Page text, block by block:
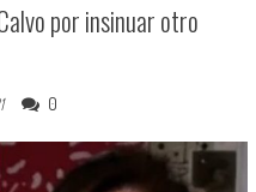
por insinuar otro
0